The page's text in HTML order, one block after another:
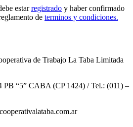
estarregistrado y haber confirmado
de terminos y condiciones.
de Trabajo La Taba Limitada
PB “5” CABA (CP 1424) / Tel.: (011) –